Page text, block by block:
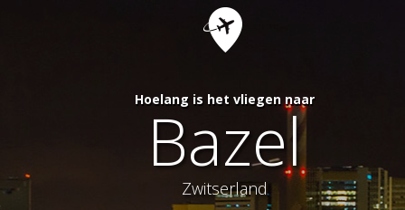
Hoelang is het vliegen naar
Bazel
Zwitserland